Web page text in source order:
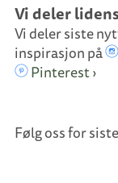
Vi deler
Vi deler siste
inspirasjon på
Pinterest ›
Følg oss for